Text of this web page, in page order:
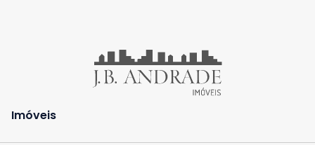
Imóveis